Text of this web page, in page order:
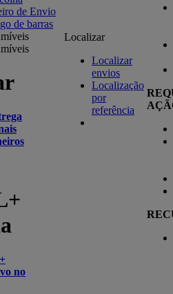
de Envio
de barras
no
Localizar
Localizar
envios
Localização
por
referência